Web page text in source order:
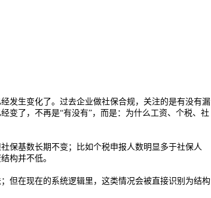
发生变化了。过去企业做社保合规，关注的是有没有漏
变了，不再是“有没有”，而是：为什么工资、个税、社
保基数长期不变；比如个税申报人数明显多于社保人
构并不低。
但在现在的系统逻辑里，这类情况会被直接识别为结构